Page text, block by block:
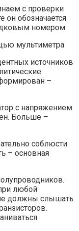
с проверки
он обозначается
номером.
мультиметра
источников
–
с напряжением
Больше –
соблюсти
– основная
любой
должны слышать